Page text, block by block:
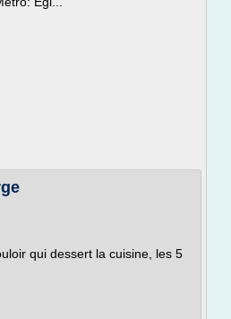
qui dessert la cuisine, les 5